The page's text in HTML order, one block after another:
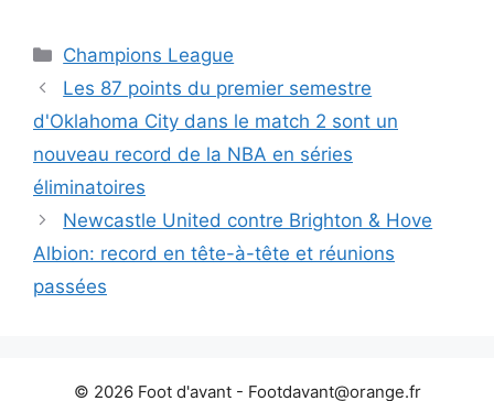
Catégories
Champions League
Les 87 points du premier semestre
d'Oklahoma City dans le match 2 sont un
nouveau record de la NBA en séries
éliminatoires
Newcastle United contre Brighton & Hove
Albion: record en tête-à-tête et réunions
passées
© 2026 Foot d'avant - Footdavant@orange.fr